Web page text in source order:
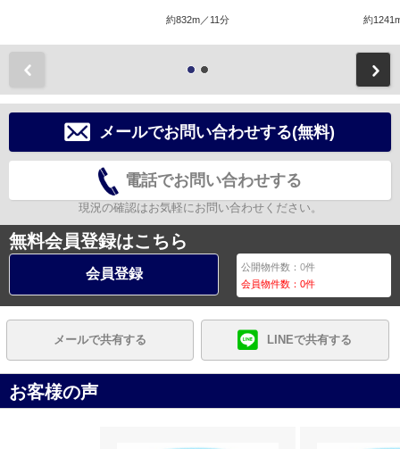
約832m／11分 約
メールでお問い合わせする(無料)
電話でお問い合わせする
現況の確認はお気軽にお問い合わせください。
無料会員登録はこちら
会員登録 公開物件数：0件
会員物件数：0件
メールで共有する LINEで共有する
お客様の声